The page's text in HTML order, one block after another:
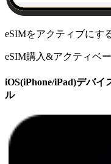
eSIMをアクティブにす
eSIM購入&アクティベ
iOS(iPhone/iPad)デバ
ル